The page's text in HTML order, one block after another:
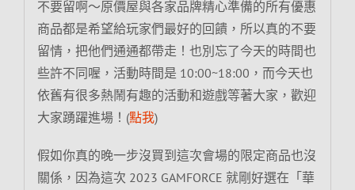
不要留啊～原價屋與各家品牌精心準備的所有優惠
商品都是希望給玩家們最好的回饋，所以真的不要
留情，把他們通通都帶走！也別忘了今天的時間也
些許不同喔，活動時間是 10:00~18:00，而今天也
依舊有很多熱鬧有趣的活動和遊戲等著大家，歡迎
大家踴躍進場！(點我)
假如你真的晚一步沒買到這次會場的限定商品也沒
關係，因為這次 2023 GAMFORCE 就剛好選在「華